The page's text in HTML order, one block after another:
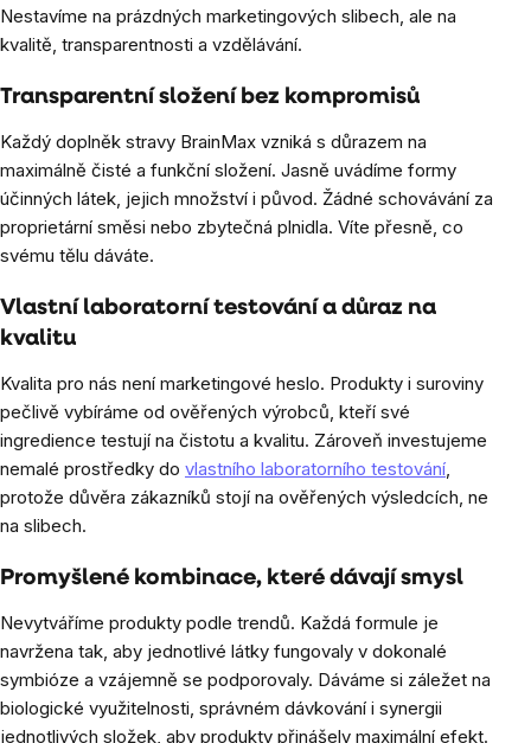
Nestavíme na prázdných marketingových slibech, ale na
kvalitě, transparentnosti a vzdělávání.
Transparentní složení bez kompromisů
Každý doplněk stravy BrainMax vzniká s důrazem na
maximálně čisté a funkční složení. Jasně uvádíme formy
účinných látek, jejich množství i původ. Žádné schovávání za
proprietární směsi nebo zbytečná plnidla. Víte přesně, co
svému tělu dáváte.
Vlastní laboratorní testování a důraz na
kvalitu
Kvalita pro nás není marketingové heslo. Produkty i suroviny
pečlivě vybíráme od ověřených výrobců, kteří své
ingredience testují na čistotu a kvalitu. Zároveň investujeme
nemalé prostředky do vlastního laboratorního testování,
protože důvěra zákazníků stojí na ověřených výsledcích, ne
na slibech.
Promyšlené kombinace, které dávají smysl
Nevytváříme produkty podle trendů. Každá formule je
navržena tak, aby jednotlivé látky fungovaly v dokonalé
symbióze a vzájemně se podporovaly. Dáváme si záležet na
biologické využitelnosti, správném dávkování i synergii
jednotlivých složek, aby produkty přinášely maximální efekt.